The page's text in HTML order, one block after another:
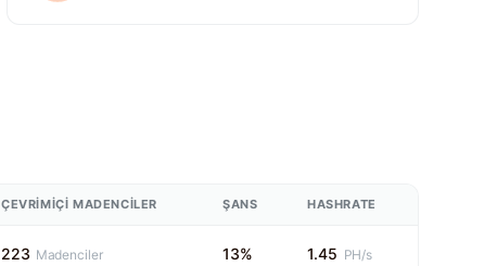
ÇEVRIMIÇI MADENCILER ŞANS HASHRATE
223 Madenciler 13% 1.45 PH/s